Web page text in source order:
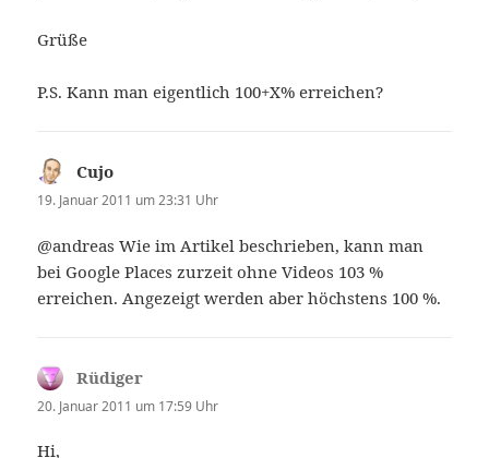
Grüße
P.S. Kann man eigentlich 100+X% erreichen?
Cujo
19. Januar 2011 um 23:31 Uhr
@andreas Wie im Artikel beschrieben, kann man
bei Google Places zurzeit ohne Videos 103 %
erreichen. Angezeigt werden aber höchstens 100 %.
Rüdiger
20. Januar 2011 um 17:59 Uhr
Hi,